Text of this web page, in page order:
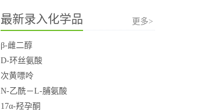
最新录入化学品 更多>
β-雌二醇
D-环丝氨酸
次黄嘌呤
N-乙酰－L-脯氨酸
17α-羟孕酮